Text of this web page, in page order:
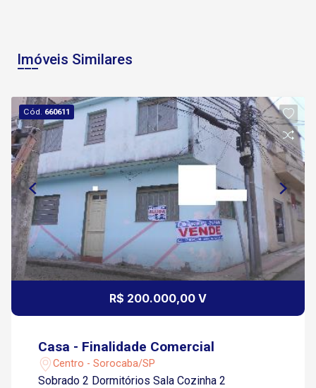
Imóveis Similares
Cód. 660611
R$ 200.000,00 V
Casa - Finalidade Comercial
Centro - Sorocaba/SP
Sobrado 2 Dormitórios Sala Cozinha 2